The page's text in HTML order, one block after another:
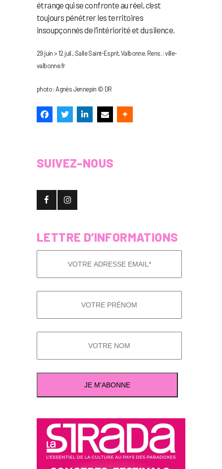
étrange qui se confronte au réel, c’est
toujours pénétrer les territoires
insoupçonnés de l’intériorité et du silence.
29 juin > 12 juil., Salle Saint-Esprit, Valbonne. Rens. : ville-
valbonne.fr
photo : Agnès Jennepin © DR
SUIVEZ-NOUS
LETTRE D’INFORMATIONS